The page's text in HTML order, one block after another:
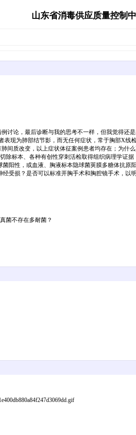
山东省消毒供应质量控制
，最后诊断与我的思考不一样，但我觉得还是
现为肺部结节影，而无任何症状，常于胸部X
间质改变，以上症状体征案例患者均存在；为什
、各种有创性穿刺活检取得组织病理学证据
阳性，或血液、胸液标本隐球菌荚膜多糖体抗
受损？是否可以标准开胸手术和胸腔镜手术，以
菌不存在多耐菌？